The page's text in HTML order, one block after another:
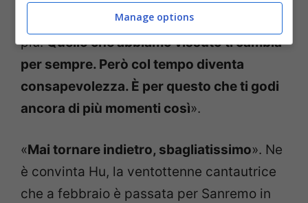
tornare come eravamo prima? «Anche di
più.Quello che abbiamo vissuto ti cambia
per sempre. Però col tempo diventa
consapevolezza. È per questo che ti godi
ancora di più momenti così».
«Mai tornare indietro, sbagliatissimo». Ne
è convinta Hu, la ventottenne cantautrice
che a febbraio è passata per Sanremo in
Manage options